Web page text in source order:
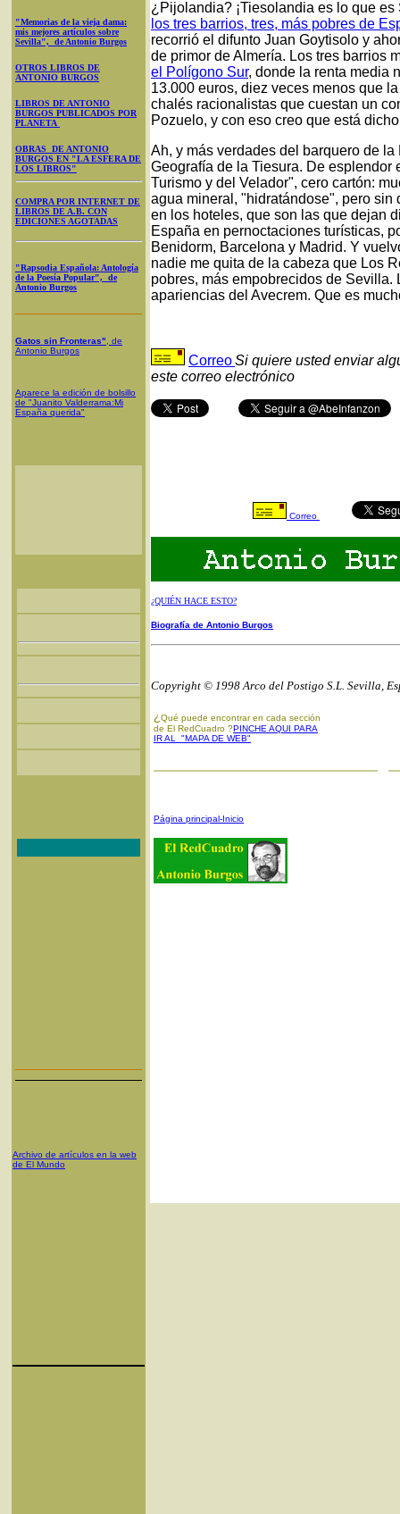
"Memorias de la vieja dama:
mis mejores artículos sobre
Sevilla", de Antonio Burgos
OTROS LIBROS DE
ANTONIO BURGOS
LIBROS DE ANTONIO
BURGOS PUBLICADOS POR
PLANETA
OBRAS DE ANTONIO
BURGOS EN "LA ESFERA DE
LOS LIBROS"
COMPRA POR INTERNET DE
LIBROS DE A.B. CON
EDICIONES AGOTADAS
"Rapsodia Española: Antología
de la Poesía Popular", de
Antonio Burgos
Gatos sin Fronteras" , de
Antonio Burgos
Aparece la edición de bolsillo
de "Juanito Valderrama:Mi
España querida"
Archivo de artículos en la web
de El Mundo
¿Pijolandia? ¡Tiesolandia es lo que
los tres barrios, tres, más pobres de
recorrió el difunto Juan Goytisolo y
de primor de Almería. Los tres barrios
el Polígono Sur, donde la renta media
13.000 euros, diez veces menos que
chalés racionalistas que cuestan un
Pozuelo, y con eso creo que está
Ah, y más verdades del barquero de
Geografía de la Tiesura. De
Turismo y del Velador", cero cartón:
agua mineral, "hidratándose", pero sin
en los hoteles, que son las que dejan
España en pernoctaciones turísticas,
Benidorm, Barcelona y Madrid. Y
nadie me quita de la cabeza que Los
pobres, más empobrecidos de
apariencias del Avecrem. Que es
CorreoSi quiere usted enviar
este correo electrónico
Correo
¿QUIÉN HACE ESTO?
Biografía de Antonio Burgos
Copyright © 1998 Arco del Postigo S.L. Sevilla,
¿ Qué puede encontrar en cada sección
de El RedCuadro ?PINCHE AQUI PARA
IR AL "MAPA DE WEB"
Página principal-Inicio